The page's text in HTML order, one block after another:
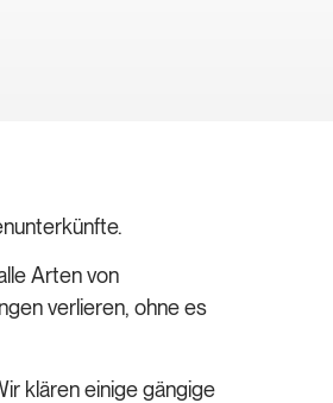
Arten von
verlieren, ohne es
klären einige gängige